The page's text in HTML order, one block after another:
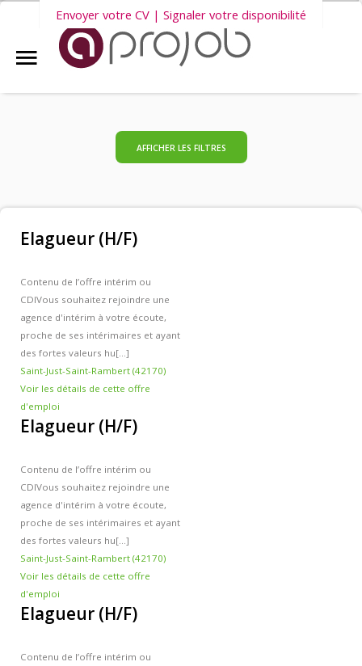
Accueil
Aprojob ?
Offres d'emploi
Salariés Aprojob
Contacts et agences
Envoyer votre CV | Signaler votre disponibilité
AFFICHER LES FILTRES
Elagueur (H/F)
Contenu de l’offre intérim ou
CDIVous souhaitez rejoindre une
agence d'intérim à votre écoute,
proche de ses intérimaires et ayant
des fortes valeurs hu[...]
Saint-Just-Saint-Rambert (42170)
Voir les détails de cette offre
d'emploi
Elagueur (H/F)
Contenu de l’offre intérim ou
CDIVous souhaitez rejoindre une
agence d'intérim à votre écoute,
proche de ses intérimaires et ayant
des fortes valeurs hu[...]
Saint-Just-Saint-Rambert (42170)
Voir les détails de cette offre
d'emploi
Elagueur (H/F)
Contenu de l’offre intérim ou